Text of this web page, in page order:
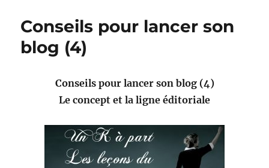
Conseils pour lancer son
blog (4)
Conseils pour lancer son blog (4)
Le concept et la ligne éditoriale